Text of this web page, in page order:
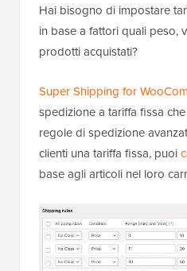
Hai bisogno di impostare
in base a fattori quali peso,
prodotti acquistati?
Super Shipping for
spedizione a tariffa fissa
regole di spedizione
clienti una tariffa fissa, puoi
base agli articoli nel loro